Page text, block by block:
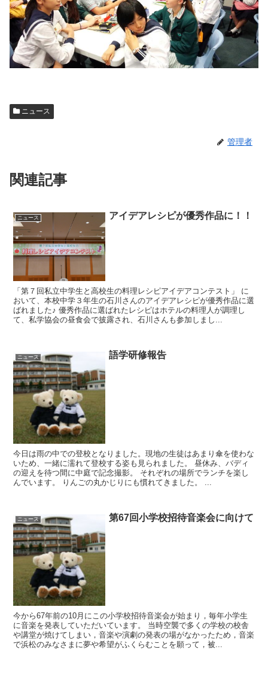
ニュース
管理者
関連記事
ニュース アイデアレシピが優秀作品に！！
「第７回私立中学生と高校生の料理レシピアイデアコンテスト」 に
おいて、本校中学３年生の石川さんのアイデアレシピが優秀作品に選
ばれました♪ 優秀作品に選ばれたレシピはホテルの料理人が調理し
て、私学協会の昼食会で披露され、石川さんも参加しまし...
ニュース 語学研修報告
今日は雨の中での登校となりました。現地の生徒はあまり傘を使わな
いため、一緒に濡れて登校する姿も見られました。 昼休み、バディ
の迎えを待つ間に中庭で記念撮影。 それぞれの場所でランチを楽し
んでいます。 りんごの丸かじりにも慣れてきました。 ...
ニュース 第67回小学校招待音楽会に向けて
今から67年前の10月にこの小学校招待音楽会が始まり，毎年小学生
に音楽を発表していただいています。 当時空襲で多くの学校の校舎
や講堂が焼けてしまい，音楽や演劇の発表の場がなかったため，音楽
で浜松のみなさまに夢や希望がふくらむことを願って，被...